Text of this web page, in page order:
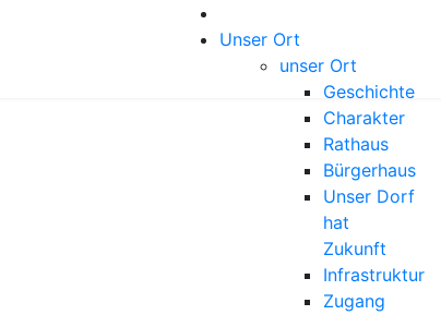
Unser Ort
unser Ort
Geschichte
Charakter
Rathaus
Bürgerhaus
Unser Dorf
hat
Zukunft
Infrastruktur
Zugang